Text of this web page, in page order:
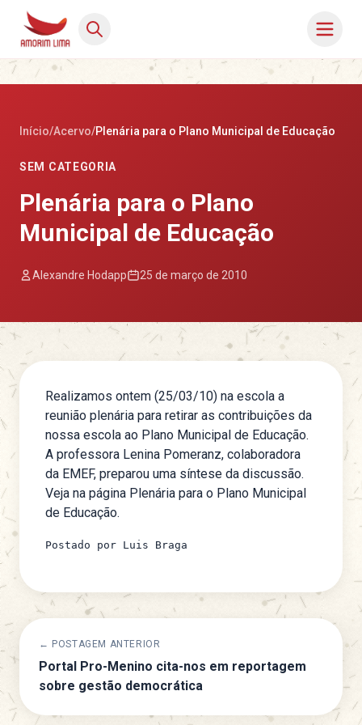
Início/Acervo/Plenária para o Plano Municipal de Educação
SEM CATEGORIA
Plenária para o Plano
Municipal de Educação
Alexandre Hodapp 25 de março de 2010
Realizamos ontem (25/03/10) na escola a
reunião plenária para retirar as contribuições da
nossa escola ao Plano Municipal de Educação.
A professora Lenina Pomeranz, colaboradora
da EMEF, preparou uma síntese da discussão.
Veja na página Plenária para o Plano Municipal
de Educação.
Postado por Luis Braga
← POSTAGEM ANTERIOR
Portal Pro-Menino cita-nos em reportagem
sobre gestão democrática